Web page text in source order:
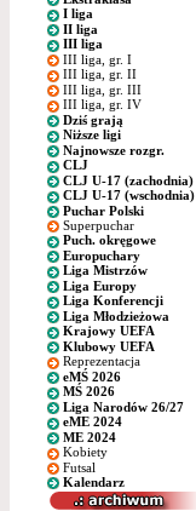
I liga
II liga
III liga
III liga, gr. I
III liga, gr. II
III liga, gr. III
III liga, gr. IV
Dziś grają
Niższe ligi
Najnowsze rozgr.
CLJ
CLJ U-17 (zachodnia)
CLJ U-17 (wschodnia)
Puchar Polski
Superpuchar
Puch. okręgowe
Europuchary
Liga Mistrzów
Liga Europy
Liga Konferencji
Liga Młodzieżowa
Krajowy UEFA
Klubowy UEFA
Reprezentacja
eMŚ 2026
MŚ 2026
Liga Narodów 26/27
eME 2024
ME 2024
Kobiety
Futsal
Kalendarz